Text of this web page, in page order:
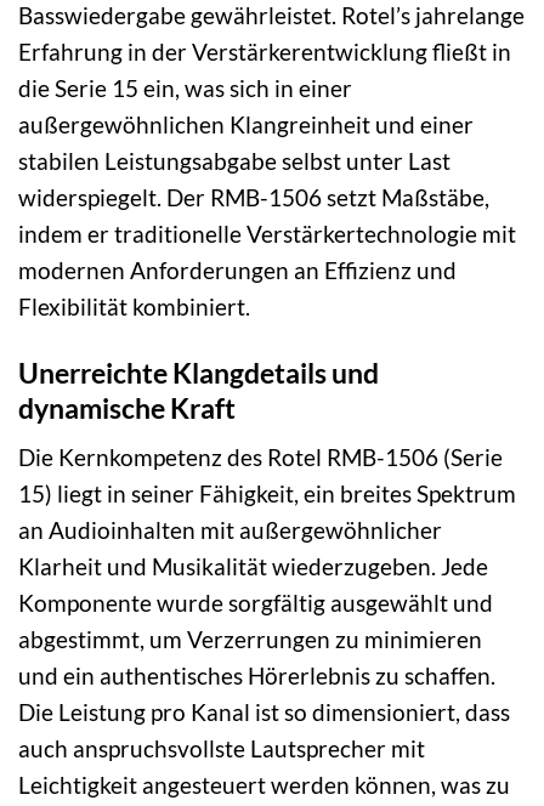
Basswiedergabe gewährleistet. Rotel’s jahrelange
Erfahrung in der Verstärkerentwicklung fließt in
die Serie 15 ein, was sich in einer
außergewöhnlichen Klangreinheit und einer
stabilen Leistungsabgabe selbst unter Last
widerspiegelt. Der RMB-1506 setzt Maßstäbe,
indem er traditionelle Verstärkertechnologie mit
modernen Anforderungen an Effizienz und
Flexibilität kombiniert.
Unerreichte Klangdetails und
dynamische Kraft
Die Kernkompetenz des Rotel RMB-1506 (Serie
15) liegt in seiner Fähigkeit, ein breites Spektrum
an Audioinhalten mit außergewöhnlicher
Klarheit und Musikalität wiederzugeben. Jede
Komponente wurde sorgfältig ausgewählt und
abgestimmt, um Verzerrungen zu minimieren
und ein authentisches Hörerlebnis zu schaffen.
Die Leistung pro Kanal ist so dimensioniert, dass
auch anspruchsvollste Lautsprecher mit
Leichtigkeit angesteuert werden können, was zu